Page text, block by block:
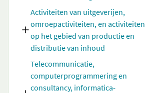
Activiteiten van uitgeverijen,
omroepactiviteiten, en activiteiten
op het gebied van productie en
distributie van inhoud
Telecommunicatie,
computerprogrammering en
consultancy, informatica-